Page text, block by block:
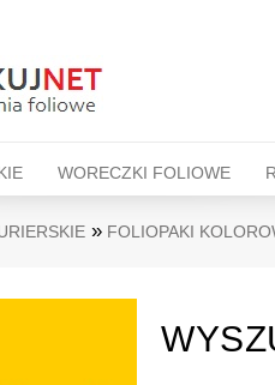
WORECZKI FOLIOWE
» FOLIOPAKI